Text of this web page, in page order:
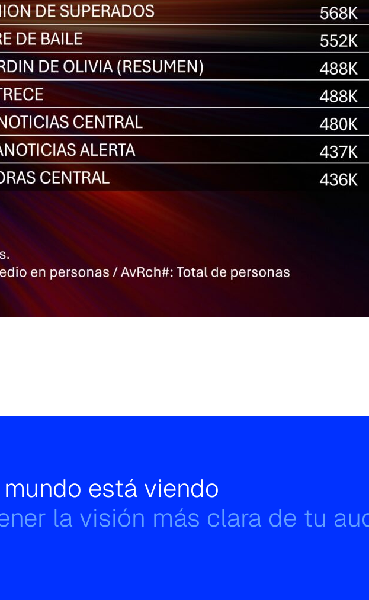
está viendo
la visión más clara de tu